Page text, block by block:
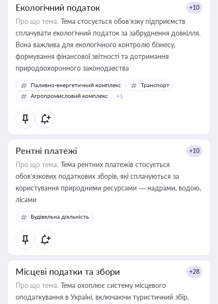
Екологічний податок +10
Про що тема: Тема стосується обов’язку підприємств
сплачувати екологічний податок за забруднення довкілля.
Вона важлива для екологічного контролю бізнесу,
формування фінансової звітності та дотримання
природоохоронного законодавства
Паливно-енергетичний комплекс
Транспорт
Агропромисловий комплекс
+1
Рентні платежі +10
Про що тема: Тема рентних платежів стосується
обов’язкових податкових зборів, які сплачуються за
користування природними ресурсами — надрами, водою,
лісами
Будівельна діяльність
Місцеві податки та збори +28
Про що тема: Тема охоплює систему місцевого
оподаткування в Україні, включаючи туристичний збір,